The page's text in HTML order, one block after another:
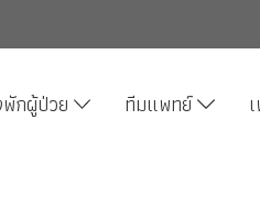
พักผู้ป่วย ทีมแพทย์